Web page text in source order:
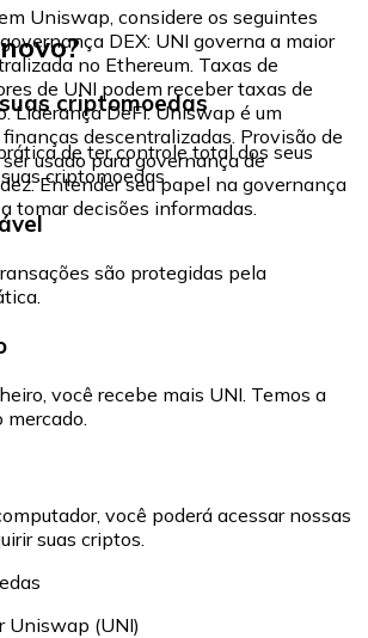
Uniswap, considere os seguintes
DEX: UNI governa a maior
no Ethereum. Taxas de
de UNI podem receber taxas de
Liderança DeFi: Uniswap é um
descentralizadas. Provisão de
usado para governança de
Entender seu papel na governança
tomar decisões informadas.
criptomoedas
de ter controle total dos seus
criptomoedas.
são protegidas pela
você recebe mais UNI. Temos a
você poderá acessar nossas
suas criptos.
Uniswap (UNI)